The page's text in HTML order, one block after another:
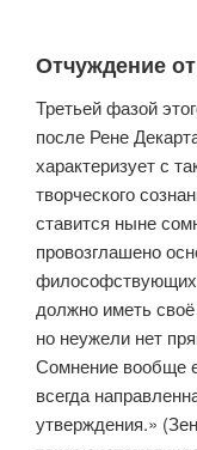
Отчуждение
Третьей фазой
после Рене
характеризует с
творческого
ставится ныне
провозглашено
философствующих
должно иметь
но неужели нет
Сомнение вообще
всегда
утверждения.»